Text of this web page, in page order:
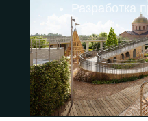
Разработка